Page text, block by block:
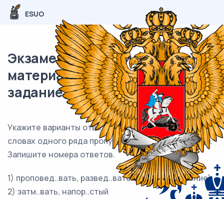
ESUO
Экзаменационный (типовой)
материал ЕГЭ / Русский / 11
задание (24) / 96
Укажите варианты ответов, в которых в обоих
словах одного ряда пропущена одна и та же буква.
Запишите номера ответов.
1) проповед..вать, развед..вательное (управление)
2) затм..вать, напор..стый